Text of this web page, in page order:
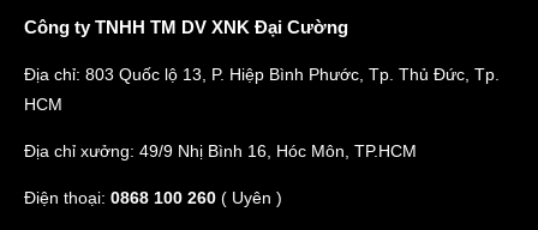
Công ty TNHH TM DV XNK Đại Cường
Địa chỉ: 803 Quốc lộ 13, P. Hiệp Bình Phước, Tp. Thủ Đức, Tp.
HCM
Địa chỉ xưởng: 49/9 Nhị Bình 16, Hóc Môn, TP.HCM
Điện thoại: 0868 100 260 ( Uyên )